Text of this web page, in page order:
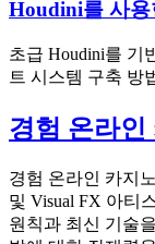
Houdini를 사
초급 Houdini를 기
트 시스템 구축 방
경험 온라인
경험 온라인 카지
및 Visual FX 아티
원칙과 최신 기술